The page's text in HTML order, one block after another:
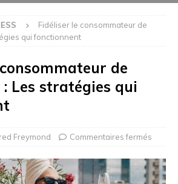
Fidéliser le consommateur de
qui fonctionnent
de
Les stratégies qui
Freymond Commentaires fermés